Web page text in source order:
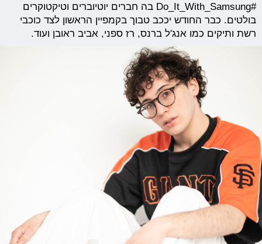
#Do_It_With_Samsung בה חברים יוטיוברים וטיקטוקרים
בולטים. כבר החודש יככב טבוך בקמפיין הראשון לצד כוכבי
רשת ותיקים כמו אנג'ל ברנס, רז ספני, אביב ראובן ועוד.